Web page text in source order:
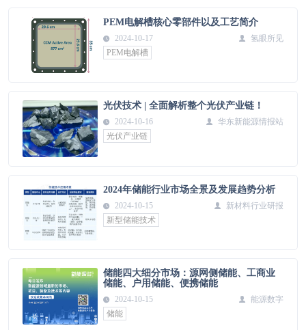
PEM电解槽核心零部件以及工艺简介
2024-10-17
氢眼所见
PEM电解槽
光伏技术 | 全面解析整个光伏产业链！
2024-10-16
华东新能源情报站
光伏产业链
2024年储能行业市场全景及发展趋势分析
2024-10-15
新材料行业研报
新型储能技术
储能四大细分市场：源网侧储能、工商业
储能、户用储能、便携储能
2024-10-15
能源数字
储能